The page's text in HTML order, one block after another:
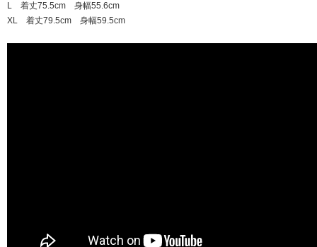
L 着丈75.5cm 身幅55.6cm
XL 着丈79.5cm 身幅59.5cm